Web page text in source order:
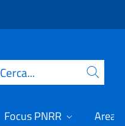
Cerca
Focus PNRR Area